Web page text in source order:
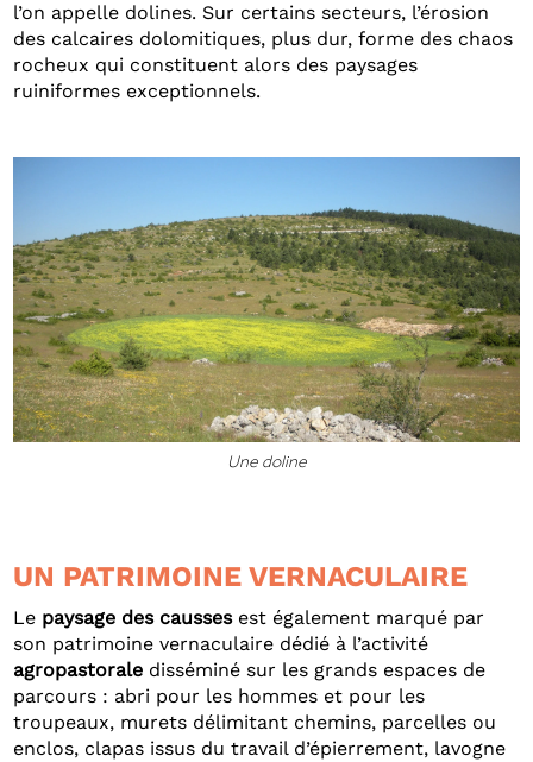
l’on appelle dolines. Sur certains secteurs, l’érosion
des calcaires dolomitiques, plus dur, forme des chaos
rocheux qui constituent alors des paysages
ruiniformes exceptionnels.
Une doline
UN PATRIMOINE VERNACULAIRE
Le paysage des caussesest également marqué par
son patrimoine vernaculaire dédié à l’activité
agropastorale disséminé sur les grands espaces de
parcours : abri pour les hommes et pour les
troupeaux, murets délimitant chemins, parcelles ou
enclos, clapas issus du travail d’épierrement, lavogne